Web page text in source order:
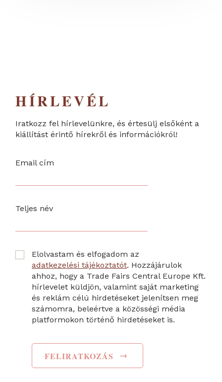
HÍRLEVÉL
Iratkozz fel hírlevelünkre, és értesülj elsőként a
kiállítást érintő hírekről és információkról!
Email cím
Teljes név
Elolvastam és elfogadom az
adatkezelési tájékoztatót. Hozzájárulok
ahhoz, hogy a Trade Fairs Central Europe Kft.
hírlevelet küldjön, valamint saját marketing
és reklám célú hirdetéseket jelenítsen meg
számomra, beleértve a közösségi média
platformokon történő hirdetéseket is.
FELIRATKOZÁS →